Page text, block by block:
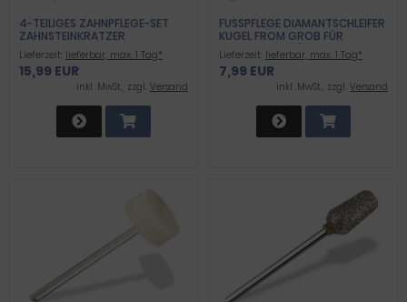
4-TEILIGES ZAHNPFLEGE-SET
ZAHNSTEINKRATZER
ZAHNREINIGER ZAHNSONDE
ZAHNSTEINENTFERNER
Lieferzeit: lieferbar, max. 1 Tag*
15,99 EUR
inkl .MwSt., zzgl. Versand
FUSSPFLEGE DIAMANTSCHLEIFER K
UGEL FROM GROB FÜR A
RBEITEN AN NÄGELN UND H
ORNHAUT
Lieferzeit: lieferbar, max. 1 Tag*
7,99 EUR
inkl .MwSt., zzgl. Versand